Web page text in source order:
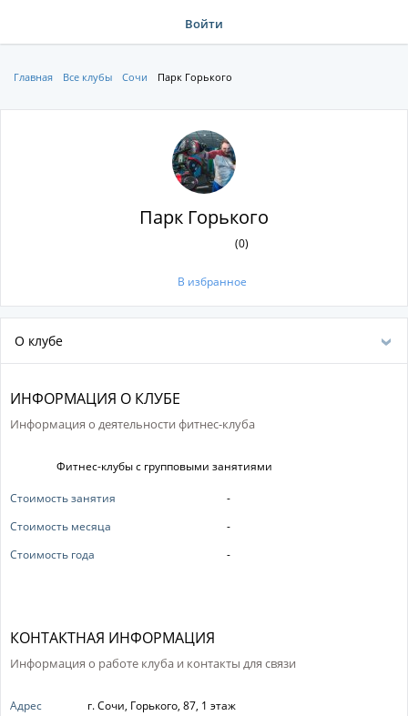
Войти
Главная Все клубы Сочи Парк Горького
Парк Горького
(0)
В избранное
О клубе
ИНФОРМАЦИЯ О КЛУБЕ
Информация о деятельности фитнес-клуба
Фитнес-клубы с групповыми занятиями
Стоимость занятия
-
Стоимость месяца
-
Стоимость года
-
КОНТАКТНАЯ ИНФОРМАЦИЯ
Информация о работе клуба и контакты для связи
Адрес
г. Сочи, Горького, 87, 1 этаж